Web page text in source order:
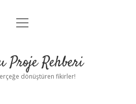
Anasayfa
Yasal Uyarı
menüyü
Proje Rehberi
dönüştüren fikirler!